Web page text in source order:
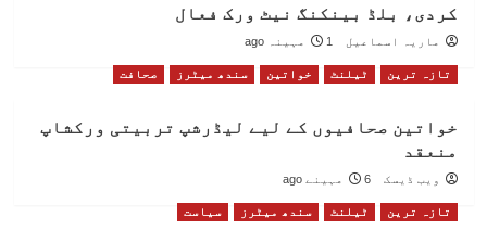
کردی، بلڈ بینکنگ نیٹ ورک فعال
ماریہ اسماعیل 1 مہینہ ago
تازہ ترین ٹیلنٹ خواتین سندھ میٹرز صحافت
خواتین صحافیوں کے لیے لیڈرشپ تربیتی ورکشاپ
منعقد
ویب ڈیسک 6 مہینے ago
تازہ ترین ٹیلنٹ سندھ میٹرز سیاست